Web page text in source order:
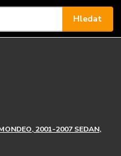
Hledat
2001-2007 SEDAN,